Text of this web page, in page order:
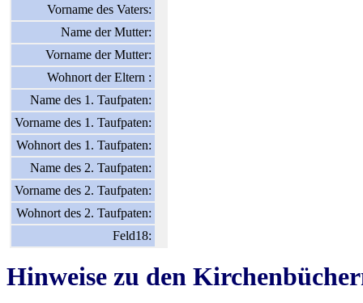
Vorname des Vaters:
Name der Mutter:
Vorname der Mutter:
Wohnort der Eltern :
Name des 1. Taufpaten:
Vorname des 1. Taufpaten:
Wohnort des 1. Taufpaten:
Name des 2. Taufpaten:
Vorname des 2. Taufpaten:
Wohnort des 2. Taufpaten:
Feld18:
Hinweise zu den